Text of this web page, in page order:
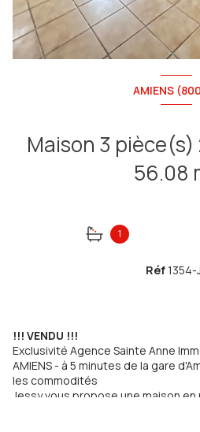
AMIENS
Maison 3 pièce(s) 2 chambre(s)
1
Réf1354-
!!! VENDU !!!
Exclusivité Agence Sainte Anne
AMIENS - à 5 minutes de la gare
les commodités
Jessy vous propose une maison